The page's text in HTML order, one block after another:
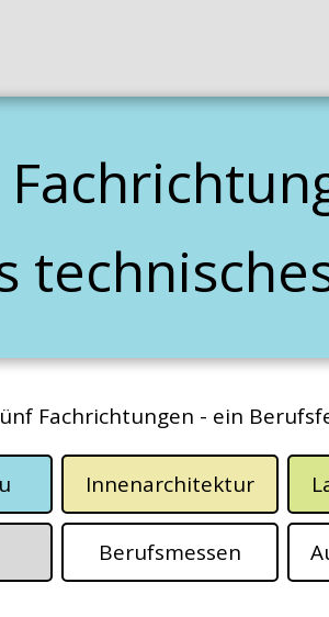
Fachrichtungen - ein
Innenarchitektur
Berufsmessen